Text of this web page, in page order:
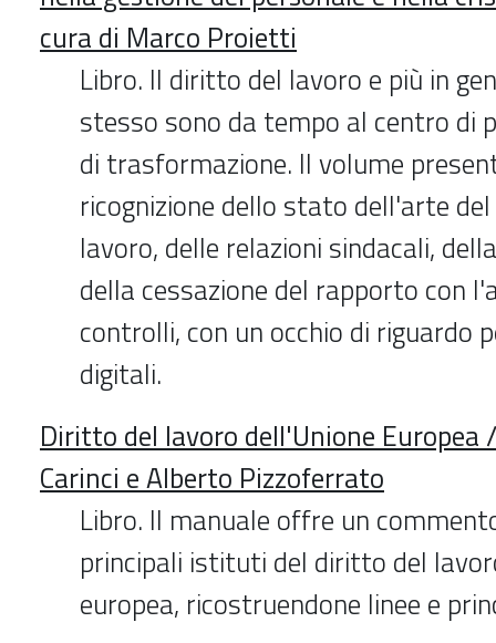
cura di Marco Proietti
Libro. Il diritto del lavoro e più in
stesso sono da tempo al centro di
di trasformazione. Il volume
ricognizione dello stato dell'arte
lavoro, delle relazioni sindacali,
della cessazione del rapporto con
controlli, con un occhio di riguardo
digitali.
Diritto del lavoro dell'Unione Europea
Carinci e Alberto Pizzoferrato
Libro. Il manuale offre un
principali istituti del diritto del
europea, ricostruendone linee e